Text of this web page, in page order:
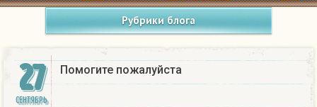
Рубрики блога
27
СЕНТЯБРЬ
Помогите пожалуйста